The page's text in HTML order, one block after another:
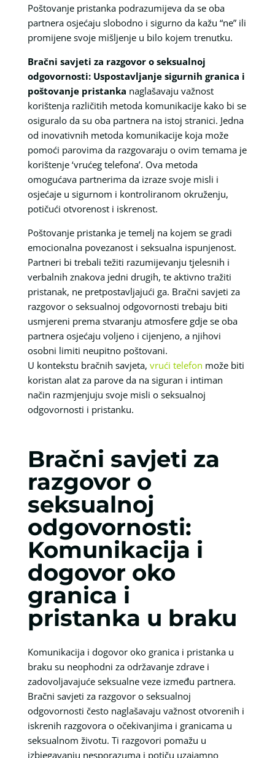
Poštovanje pristanka podrazumijeva da se oba
partnera osjećaju slobodno i sigurno da kažu “ne” ili
promijene svoje mišljenje u bilo kojem trenutku.
Bračni savjeti za razgovor o seksualnoj
odgovornosti: Uspostavljanje sigurnih granica i
poštovanje pristanka naglašavaju važnost
korištenja različitih metoda komunikacije kako bi se
osiguralo da su oba partnera na istoj stranici. Jedna
od inovativnih metoda komunikacije koja može
pomoći parovima da razgovaraju o ovim temama je
korištenje ‘vrućeg telefona’. Ova metoda
omogućava partnerima da izraze svoje misli i
osjećaje u sigurnom i kontroliranom okruženju,
potičući otvorenost i iskrenost.
Poštovanje pristanka je temelj na kojem se gradi
emocionalna povezanost i seksualna ispunjenost.
Partneri bi trebali težiti razumijevanju tjelesnih i
verbalnih znakova jedni drugih, te aktivno tražiti
pristanak, ne pretpostavljajući ga. Bračni savjeti za
razgovor o seksualnoj odgovornosti trebaju biti
usmjereni prema stvaranju atmosfere gdje se oba
partnera osjećaju voljeno i cijenjeno, a njihovi
osobni limiti neupitno poštovani.
U kontekstu bračnih savjeta, vrući telefon može biti
koristan alat za parove da na siguran i intiman
način razmjenjuju svoje misli o seksualnoj
odgovornosti i pristanku.
Bračni savjeti za
razgovor o
seksualnoj
odgovornosti:
Komunikacija i
dogovor oko
granica i
pristanka u braku
Komunikacija i dogovor oko granica i pristanka u
braku su neophodni za održavanje zdrave i
zadovoljavajuće seksualne veze između partnera.
Bračni savjeti za razgovor o seksualnoj
odgovornosti često naglašavaju važnost otvorenih i
iskrenih razgovora o očekivanjima i granicama u
seksualnom životu. Ti razgovori pomažu u
izbjegavanju nesporazuma i potiču uzajamno